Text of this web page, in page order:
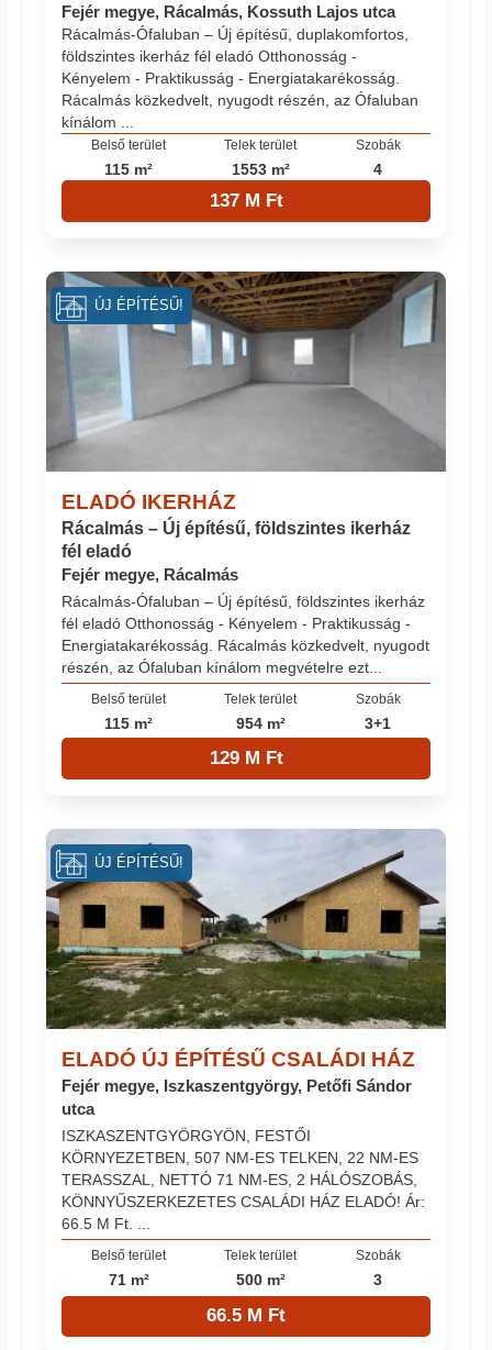
Fejér megye, Rácalmás, Kossuth Lajos utca
Rácalmás-Ófaluban – Új építésű, duplakomfortos,
földszintes ikerház fél eladó Otthonosság -
Kényelem - Praktikusság - Energiatakarékosság.
Rácalmás közkedvelt, nyugodt részén, az Ófaluban
kínálom ...
Belső terület
115 m²
Telek terület
1553 m²
Szobák
4
137 M Ft
ELADÓ IKERHÁZ
Rácalmás – Új építésű, földszintes ikerház
fél eladó
Fejér megye, Rácalmás
Rácalmás-Ófaluban – Új építésű, földszintes ikerház
fél eladó Otthonosság - Kényelem - Praktikusság -
Energiatakarékosság. Rácalmás közkedvelt, nyugodt
részén, az Ófaluban kínálom megvételre ezt...
Belső terület
115 m²
Telek terület
954 m²
Szobák
3+1
129 M Ft
ÚJ ÉPÍTÉSŰ!
ELADÓ ÚJ ÉPÍTÉSŰ CSALÁDI HÁZ
Fejér megye, Iszkaszentgyörgy, Petőfi Sándor
utca
ISZKASZENTGYÖRGYÖN, FESTŐI
KÖRNYEZETBEN, 507 NM-ES TELKEN, 22 NM-ES
TERASSZAL, NETTÓ 71 NM-ES, 2 HÁLÓSZOBÁS,
KÖNNYŰSZERKEZETES CSALÁDI HÁZ ELADÓ! Ár:
66.5 M Ft. ...
Belső terület
71 m²
Telek terület
500 m²
Szobák
3
66.5 M Ft
ÚJ ÉPÍTÉSŰ!